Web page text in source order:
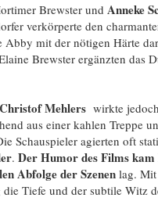
Brewster und Anneke
verkörperte den
Abby mit der nötigen Härte
Brewster ergänzten das
Mehlers wirkte jedoch
aus einer kahlen Treppe
Schauspieler agierten oft
. Der Humor des Films
Abfolge der Szenenlag. Mit
Tiefe und der subtile Witz